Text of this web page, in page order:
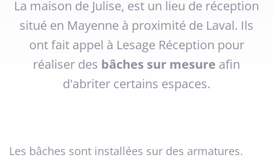
La maison de Julise, est un lieu de réception
situé en Mayenne à proximité de Laval. Ils
ont fait appel à Lesage Réception pour
réaliser des bâches sur mesure afin
d'abriter certains espaces.
Les bâches sont installées sur des armatures.